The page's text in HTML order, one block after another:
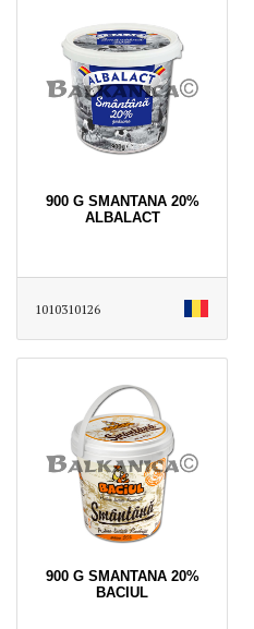
900 G SMANTANA 20%
ALBALACT
1010310126
900 G SMANTANA 20%
BACIUL